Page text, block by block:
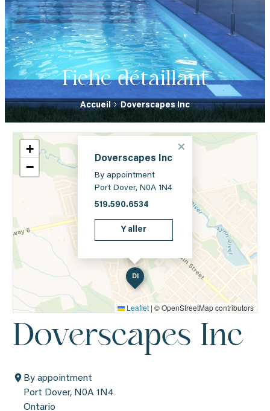
Fiche détaillant
Accueil Doverscapes Inc
Doverscapes Inc
By appointment
Port Dover, N0A 1N4
Ontario
DI
Doverscapes Inc
By appointment
Port Dover, N0A 1N4
519.590.6534
Y aller
+
−
Leaflet | © OpenStreetMap contributors